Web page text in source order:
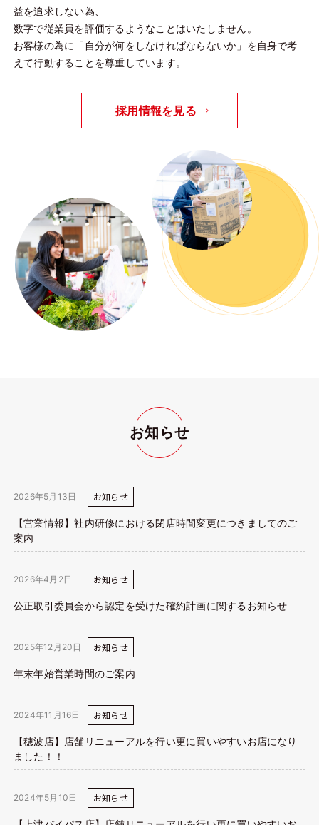
益を追求しない為、
数字で従業員を評価するようなことはいたしません。
お客様の為に「自分が何をしなければならないか」を自身で考
えて行動することを尊重しています。
採用情報を見る
お知らせ
2026年5月13日 お知らせ
【営業情報】社内研修における閉店時間変更につきましてのご
案内
2026年4月2日 お知らせ
公正取引委員会から認定を受けた確約計画に関するお知らせ
2025年12月20日 お知らせ
年末年始営業時間のご案内
2024年11月16日 お知らせ
【穂波店】店舗リニューアルを行い更に買いやすいお店になり
ました！！
2024年5月10日 お知らせ